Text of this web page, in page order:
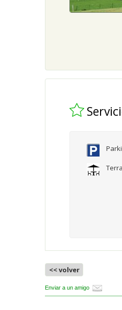
<< volver
Enviar a un amigo